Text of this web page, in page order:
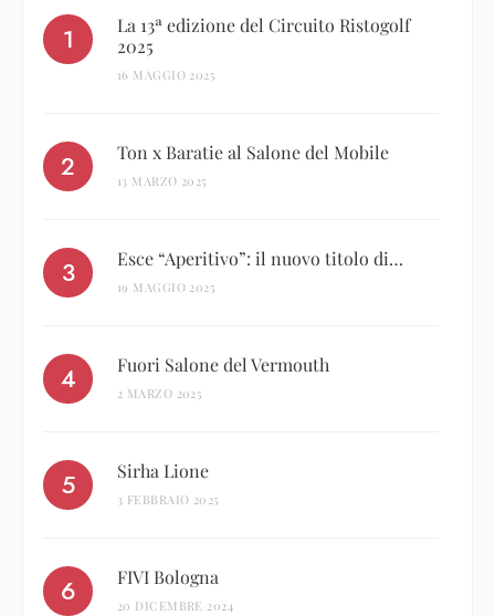
La 13ª edizione del Circuito Ristogolf
2025
16 MAGGIO 2025
Ton x Baratie al Salone del Mobile
13 MARZO 2025
Esce “Aperitivo”: il nuovo titolo di…
19 MAGGIO 2025
Fuori Salone del Vermouth
2 MARZO 2025
Sirha Lione
3 FEBBRAIO 2025
FIVI Bologna
20 DICEMBRE 2024